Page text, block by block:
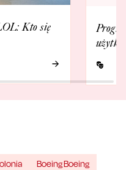
Kto się
Boeing Boeing